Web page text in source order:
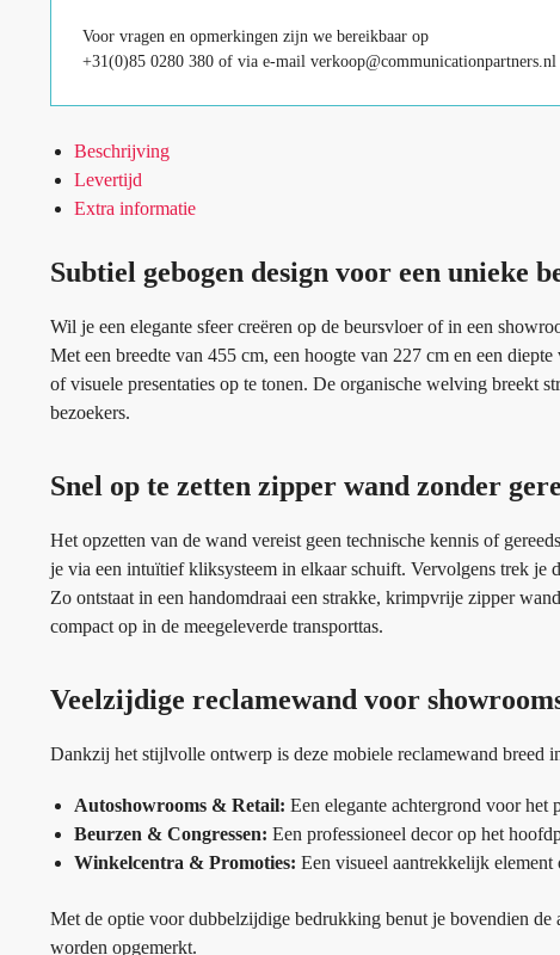
Voor vragen en opmerkingen zijn we bereikbaar op
+31(0)85 0280 380 of via e-mail verkoop@communicationpartners.nl
Beschrijving
Levertijd
Extra informatie
Subtiel gebogen design voor een unieke
Wil je een elegante sfeer creëren op de beursvloer of in een
Met een breedte van 455 cm, een hoogte van 227 cm en een
of visuele presentaties op te tonen. De organische welving breekt
bezoekers.
Snel op te zetten zipper wand zonder
Het opzetten van de wand vereist geen technische kennis of
je via een intuïtief kliksysteem in elkaar schuift. Vervolgens trek je
Zo ontstaat in een handomdraai een strakke, krimpvrije zipper
compact op in de meegeleverde transporttas.
Veelzijdige reclamewand voor
Dankzij het stijlvolle ontwerp is deze mobiele reclamewand breed
Autoshowrooms & Retail: Een elegante achtergrond voor het
Beurzen & Congressen: Een professioneel decor op het
Winkelcentra & Promoties: Een visueel aantrekkelijk
Met de optie voor dubbelzijdige bedrukking benut je bovendien
worden opgemerkt.